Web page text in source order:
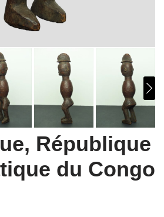
République
du Congo